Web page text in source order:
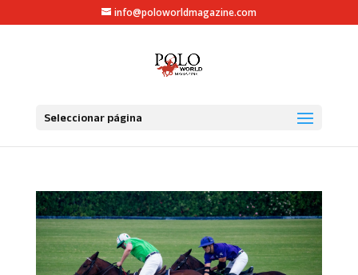
info@poloworldmagazine.com
Seleccionar página